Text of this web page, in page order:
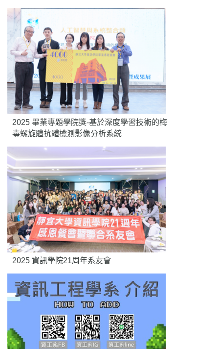
2025 畢業專題學院獎-基於深度學習技術的梅
毒螺旋體抗體檢測影像分析系統
2025 資訊學院21周年系友會